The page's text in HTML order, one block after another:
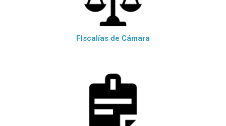
FIscalías de Cámara